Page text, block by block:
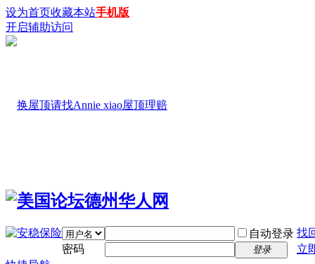
设为首页收藏本站手机版
开启辅助访问
自动登录 找
密码
登录
立